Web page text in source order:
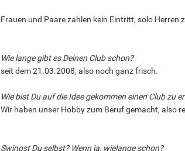
Frauen und Paare zahlen kein Eintritt, solo Herren
Wie lange gibt es Deinen Club schon?
seit dem 21.03.2008, also noch ganz frisch.
Wie bist Du auf die Idee gekommen einen Club zu
Wir haben unser Hobby zum Beruf gemacht, also
Swingst Du selbst? Wenn ja, wielange schon?